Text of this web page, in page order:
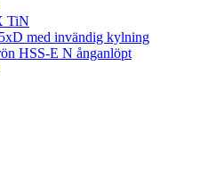
TiN
med invändig kylning
HSS-E N ånganlöpt